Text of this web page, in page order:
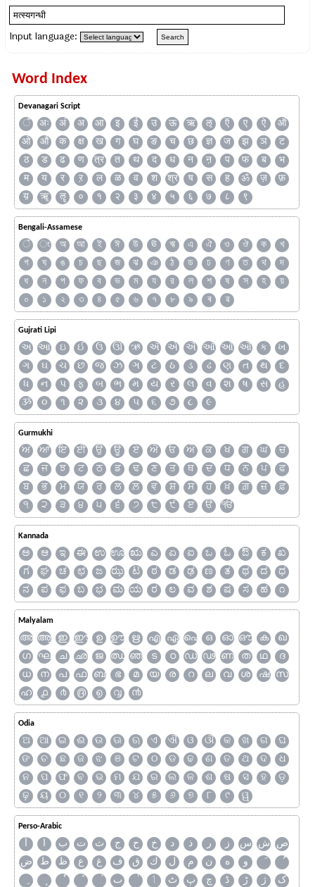
Input language:
Word Index
Devanagari Script
ँ अः अं अ आ इ ई उ ऊ ऋ ऌ ऍ ए ऐ
ऑ
ओ
औ क क्ष ख ग घ ङ च छ ज्ञ ज झ ञ
ट
ठ
ड ढ ण त्र त थ द ध न ऩ प फ ब
भ
म
य र ऱ ल ळ व श श्र ष स ह ॐ ज़
फ़
य़
ॠ ॡ ० १ २ ३ ४ ५ ६ ७ ८ ९
Bengali-Assamese
ঁ ং অ আ ই ঈ উ ঊ ঋ এ ঐ ও ঔ ক
খ
গ
ঘ ঙ চ ছ জ ঝ ঞ ঠ ড ঢ ণ ত থ
দ
ধ
ন প ফ ব ভ ম য র ল শ ষ স হ
য়
০
১ ২ ৩ ৪ ৫ ৬ ৭ ৮ ৯ ৰ ৱ
Gujrati Lipi
અ આ ઇ ઈ ઉ ઊ ઋ ઍ એ ઐ ઑ ઓ ઔ ક
ખ
ગ
ઘ ચ છ જ ઝ ઞ ટ ઠ ડ ઢ ણ ત થ
દ
ધ
ન પ ફ બ ભ મ ય ર લ વ શ ષ સ
હ
ૐ
૦ ૧ ૨ ૩ ૪ ૫ ૬ ૭ ૮ ૯
Gurmukhi
ਅ ਆ ਇ ਈ ਉ ਊ ਏ ਐ ਓ ਔ ਕ ਖ ਗ ਘ
ਚ
ਛ
ਜ ਝ ਟ ਠ ਡ ਢ ਣ ਤ ਥ ਦ ਧ ਨ ਪ
ਫ
ਬ
ਭ ਮ ਯ ਰ ਲ ਲ਼ ਵ ਸ਼ ਸ ਹ ਖ਼ ਗ਼ ਜ਼
ਫ਼
੧
੨ ੩ ੪ ੫ ੬ ੭ ੮ ੯ ੲ ੳ ੴ
Kannada
ಅ ಆ ಇ ಈ ಉ ಊ ಋ ಎ ಏ ಐ ಒ ಓ ಔ ಕ
ಖ
ಗ
ಘ ಚ ಛ ಜ ಝ ಟ ಠ ಡ ಢ ಣ ತ ಥ ದ
ಧ
ನ
ಪ ಫ ಬ ಭ ಮ ಯ ರ ಲ ವ ಶ ಷ ಸ ಹ ೧
Malyalam
അ ആ ഇ ഈ ഉ ഊ ഋ എ ഏ ഐ ഒ ഓ ഔ ക
ഖ
ഗ
ഘ ച ഛ ജ ഝ ഞ ട ഠ ഡ ഢ ണ ത ഥ
ദ
ധ
ന പ ഫ ബ ഭ മ യ ര റ ല വ ശ ഷ
സ
ഹ
൧ ൪ ൫ ൭ ൮ ൯
Odia
ଅ ଆ ଇ ଈ ଉ ଊ ଋ ଏ ଐ ଓ ଔ କ ଖ ଗ
ଘ
ଙ
ଚ ଛ ଜ ଝ ଞ ଟ ଠ ଡ ଢ ଣ ତ ଥ ଦ
ଧ
ନ
ପ ଫ ବ ଭ ମ ଯ ର ଲ ଳ ଶ ଷ ସ ହ
ଡ଼
ଢ଼
ୟ ୦ ୧ ୨ ୩ ୪ ୫ ୬ ୭ ୮ ୯ ୱ
Perso-Arabic
آ ا ب ت ث ج ح خ د ذ ر ز س ش ص
ض
ط ظ ع غ ف ق ك ل م ن ه
و
ٮ
ٲ ٹ پ چ ڈ ڑ ژ
ک